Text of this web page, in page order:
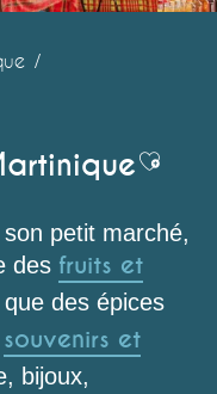
petit marché,
des fruits et
des épices
souvenirs et
bijoux,